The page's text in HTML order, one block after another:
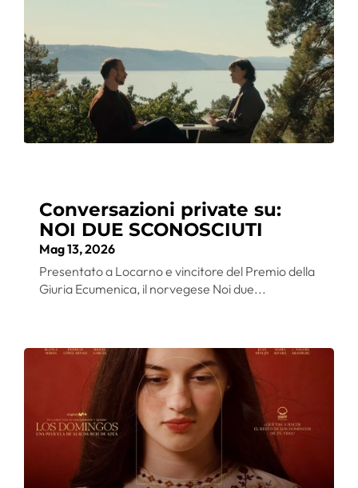
Conversazioni private su:
NOI DUE SCONOSCIUTI
Mag 13, 2026
Presentato a Locarno e vincitore del Premio della
Giuria Ecumenica, il norvegese Noi due...